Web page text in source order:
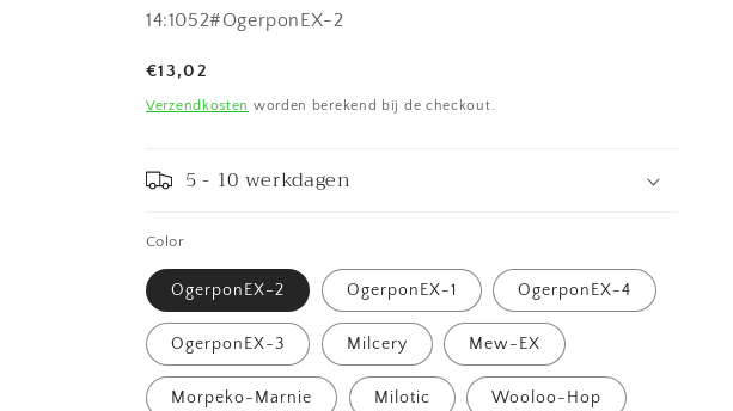
SKU:
14:1052#OgerponEX-2
Normale
prijs
€13,02
Verzendkosten worden berekend bij de checkout.
5 - 10 werkdagen
Color
OgerponEX-2 OgerponEX-1 OgerponEX-4
OgerponEX-3 Milcery Mew-EX
Morpeko-Marnie Milotic Wooloo-Hop